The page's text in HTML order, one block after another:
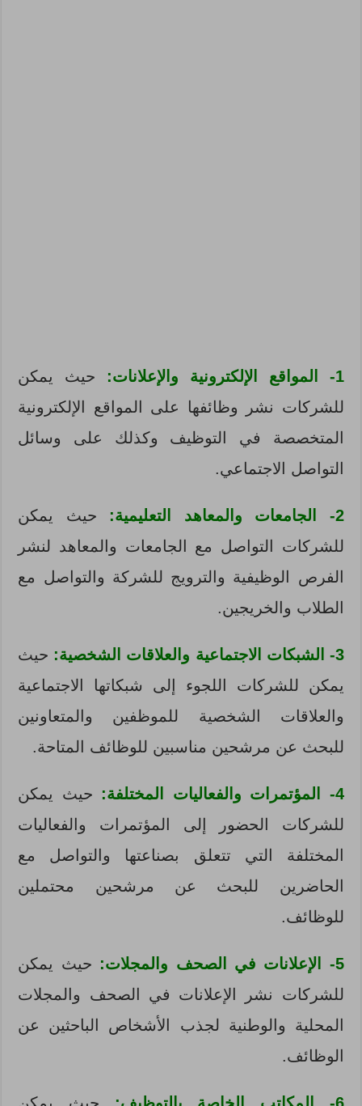
1- المواقع الإلكترونية والإعلانات:
حيث يمكن
للشركات نشر وظائفها على المواقع الإلكترونية
المتخصصة في التوظيف وكذلك على وسائل
التواصل الاجتماعي.
2- الجامعات والمعاهد التعليمية:
حيث يمكن
للشركات التواصل مع الجامعات والمعاهد لنشر
الفرص الوظيفية والترويج للشركة والتواصل مع
الطلاب والخريجين.
3- الشبكات الاجتماعية والعلاقات الشخصية:
حيث
يمكن للشركات اللجوء إلى شبكاتها الاجتماعية
والعلاقات الشخصية للموظفين والمتعاونين
للبحث عن مرشحين مناسبين للوظائف المتاحة.
4- المؤتمرات والفعاليات المختلفة:
حيث يمكن
للشركات الحضور إلى المؤتمرات والفعاليات
المختلفة التي تتعلق بصناعتها والتواصل مع
الحاضرين للبحث عن مرشحين محتملين
للوظائف.
5- الإعلانات في الصحف والمجلات:
حيث يمكن
للشركات نشر الإعلانات في الصحف والمجلات
المحلية والوطنية لجذب الأشخاص الباحثين عن
الوظائف.